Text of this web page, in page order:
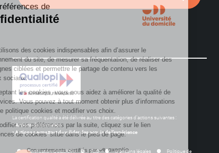
La certification qualité a été délivrée au titre des catégories d’actions suivantes :
• Actions de formation
• Actions permettant de valider des acquis de l’expérience
Certification QUALIOPI FAQ Mentions légales Politique de